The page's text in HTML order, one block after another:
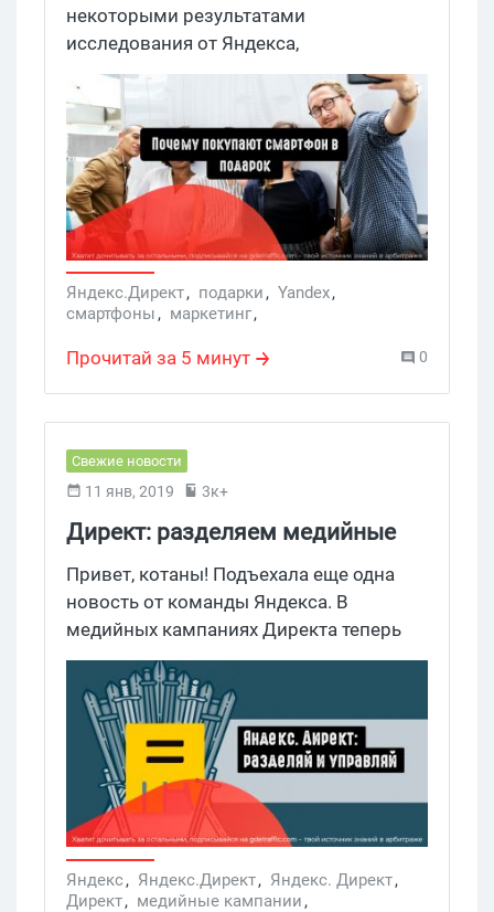
некоторыми результатами
исследования от Яндекса,
показывающими, что же влияет на
выбор новенького смартфона.
Яндекс.Директ, подарки, Yandex,
смартфоны, маркетинг,
медийные кампании,Таргетинг
Прочитай за 5 минут 0
Свежие новости
11 янв, 2019 3к+
Директ: разделяем медийные
мобильные кампании по типу
аудитории
Привет, котаны! Подъехала еще одна
новость от команды Яндекса. В
медийных кампаниях Директа теперь
есть отдельная настройка мобильных
кампаний.
Яндекс, Яндекс.Директ, Яндекс. Директ,
Директ, медийные кампании,